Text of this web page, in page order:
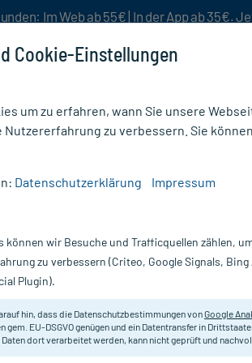
Im Web ab 55€ | In der App ab 35€.
Nur für kurze Zeit:Gratis-Versand* ab 19€
Gr. 5,5, 50X2
Puderfreie
Cookie-Einstellungen
um zu erfahren, wann Sie unsere
Nutzererfahrung zu verbessern. Sie
Datenschutzerklärung Impressum
können wir Besuche und Trafficquellen zählen,
zu verbessern (Criteo, Google Signals,
Plugin).
hin, dass die Datenschutzbestimmungen vonGoogle
gem. EU-DSGVO genügen und ein Datentransfer in
Daten dort verarbeitet werden, kann nicht geprüft und